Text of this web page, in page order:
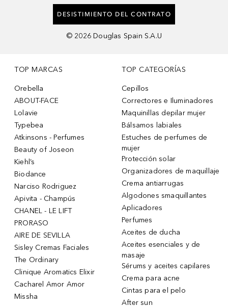
DESISTIMIENTO DEL CONTRATO
© 2026 Douglas Spain S.A.U
TOP MARCAS
Orebella
ABOUT-FACE
Lolavie
Typebea
Atkinsons - Perfumes
Beauty of Joseon
Kiehl’s
Biodance
Narciso Rodriguez
Apivita - Champús
CHANEL - LE LIFT
PRORASO
AIRE DE SEVILLA
Sisley Cremas Faciales
The Ordinary
Clinique Aromatics Elixir
Cacharel Amor Amor
Missha
TOP CATEGORÍAS
Cepillos
Correctores e Iluminadores
Maquinillas depilar mujer
Bálsamos labiales
Estuches de perfumes de
mujer
Protección solar
Organizadores de maquillaje
Crema antiarrugas
Algodones smaquillantes
Aplicadores
Perfumes
Aceites de ducha
Aceites esenciales y de
masaje
Sérums y aceites capilares
Crema para acne
Cintas para el pelo
After sun